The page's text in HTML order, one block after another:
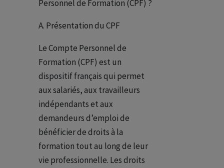
Personnel de Formation (CPF) ?
A. Présentation du CPF
Le Compte Personnel de
Formation (CPF) est un
dispositif français qui permet
aux salariés, aux travailleurs
indépendants et aux
demandeurs d’emploi de
bénéficier de droits à la
formation tout au long de leur
vie professionnelle. Les droits